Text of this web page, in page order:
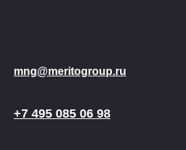
mng@meritogroup.ru
+7 495 085 06 98